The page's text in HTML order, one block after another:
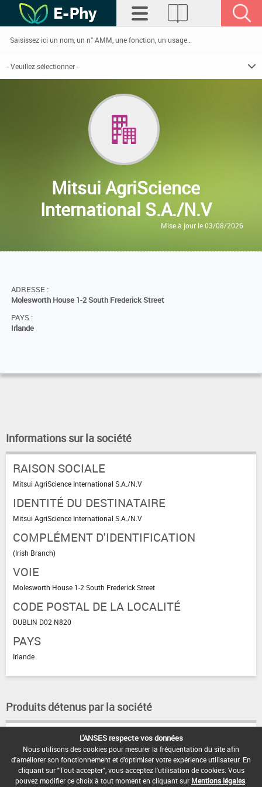
Mitsui AgriScience
International S.A./N.V
Mise à jour le 03/08/2026
ADRESSE :
Molesworth House 1-2 South Frederick Street
PAYS :
Irlande
Informations sur la société
RAISON SOCIALE
Mitsui AgriScience International S.A./N.V
IDENTITÉ DU DESTINATAIRE
Mitsui AgriScience International S.A./N.V
COMPLÉMENT D'IDENTIFICATION
(Irish Branch)
VOIE
Molesworth House 1-2 South Frederick Street
CODE POSTAL DE LA LOCALITÉ
DUBLIN D02 N820
PAYS
Irlande
Produits détenus par la société
XTRA
L'ANSES respecte vos données
Nous utilisons des cookies pour mesurer la fréquentation du site afin
d'améliorer son fonctionnement et d'optimiser votre expérience utilisateur. En
cliquant sur "Tout accepter", vous acceptez l'utilisation de cookies. Vous
pouvez modifier ce choix à tout moment en cliquant sur Mentions légales